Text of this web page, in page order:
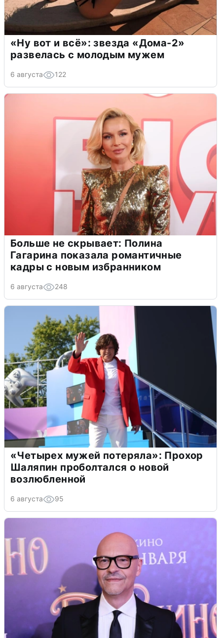
«Ну вот и всё»: звезда «Дома-2»
развелась с молодым мужем
6 августа 122
Больше не скрывает: Полина
Гагарина показала романтичные
кадры с новым избранником
6 августа 248
«Четырех мужей потеряла»: Прохор
Шаляпин проболтался о новой
возлюбленной
6 августа 95